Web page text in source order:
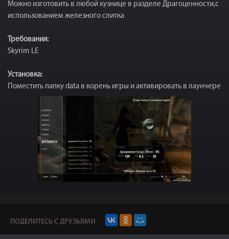
Можно изготовить в любой кузнице в разделе Драгоценности,с
использованием железного слитка
Требования:
Skyrim LE
Установка:
Поместить папку data в корень игры и активировать в лаунчере
ПОДЕЛИТЕСЬ С ДРУЗЬЯМИ